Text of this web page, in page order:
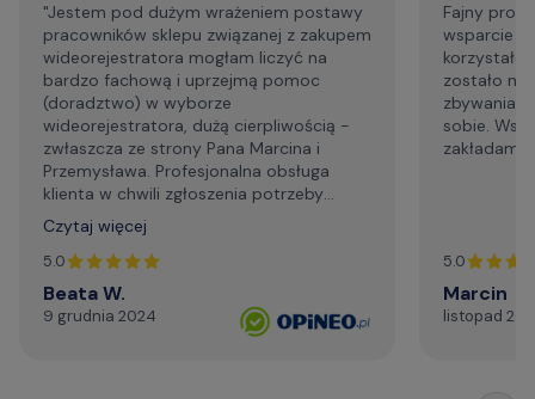
"Jestem pod dużym wrażeniem postawy
pracowników sklepu związanej z zakupem
wideorejestratora mogłam liczyć na
bardzo fachową i uprzejmą pomoc
(doradztwo) w wyborze
wideorejestratora, dużą cierpliwością -
zwłaszcza ze strony Pana Marcina i
Przemysława. Profesjonalna obsługa
klienta w chwili zgłoszenia potrzeby
wsparcia technicznego. Generalnie,
profesjonalizm. Serdecznie i najmocniej
dziękuję za życzliwą pomoc telefoniczną,
szybki kontakt mailowy."
Czytaj więcej
5.0
Beata W.
9 grudnia 2024
Fajny
wsparcie
zostało mi
zbywania
sobie.
zakładam
5.0
Marcin
listopad